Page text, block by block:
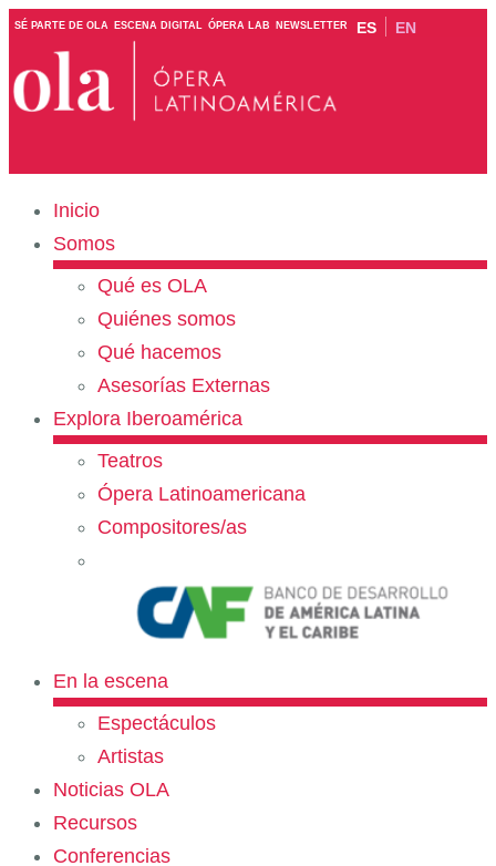
SÉ PARTE DE OLA ESCENA DIGITAL ÓPERA LAB NEWSLETTER ES EN
Inicio
Somos
Qué es OLA
Quiénes somos
Qué hacemos
Asesorías Externas
Explora Iberoamérica
Teatros
Ópera Latinoamericana
Compositores/as
En la escena
Espectáculos
Artistas
Noticias OLA
Recursos
Conferencias